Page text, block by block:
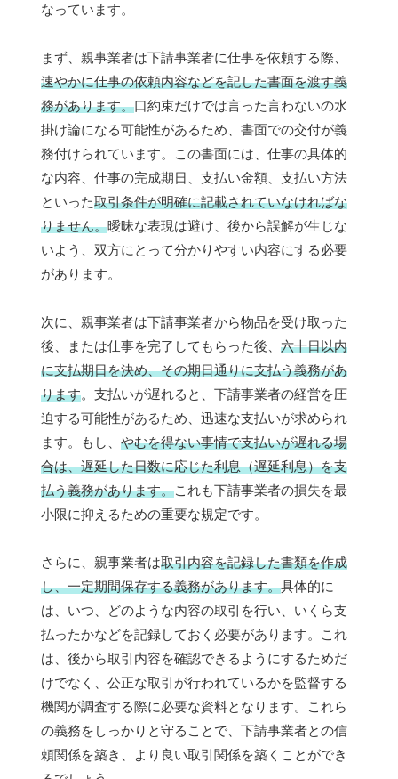
なっています。
まず、親事業者は下請事業者に仕事を依頼する際、
速やかに仕事の依頼内容などを記した書面を渡す義
務があります。口約束だけでは言った言わないの水
掛け論になる可能性があるため、書面での交付が義
務付けられています。この書面には、仕事の具体的
な内容、仕事の完成期日、支払い金額、支払い方法
といった取引条件が明確に記載されていなければな
りません。曖昧な表現は避け、後から誤解が生じな
いよう、双方にとって分かりやすい内容にする必要
があります。
次に、親事業者は下請事業者から物品を受け取った
後、または仕事を完了してもらった後、 六十日以内
に支払期日を決め、その期日通りに支払う義務があ
ります。支払いが遅れると、下請事業者の経営を圧
迫する可能性があるため、迅速な支払いが求められ
ます。もし、 やむを得ない事情で支払いが遅れる場
合は、遅延した日数に応じた利息（遅延利息）を支
払う義務があります。これも下請事業者の損失を最
小限に抑えるための重要な規定です。
さらに、親事業者は取引内容を記録した書類を作成
し、一定期間保存する義務があります。具体的に
は、いつ、どのような内容の取引を行い、いくら支
払ったかなどを記録しておく必要があります。これ
は、後から取引内容を確認できるようにするためだ
けでなく、公正な取引が行われているかを監督する
機関が調査する際に必要な資料となります。これら
の義務をしっかりと守ることで、下請事業者との信
頼関係を築き、より良い取引関係を築くことができ